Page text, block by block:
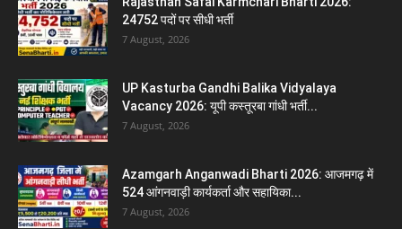
24752 पदों पर सीधी भर्ती
7 August, 2026
UP Kasturba Gandhi Balika Vidyalaya
Vacancy 2026: यूपी कस्तूरबा गांधी भर्ती...
7 August, 2026
Azamgarh Anganwadi Bharti 2026: आजमगढ़ में
524 आंगनवाड़ी कार्यकर्ता और सहायिका...
7 August, 2026